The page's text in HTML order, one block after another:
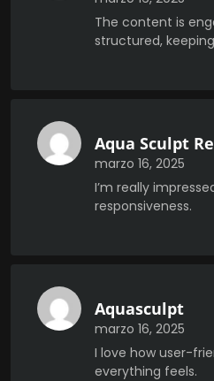
The content is
structured,
Aqua Sculpt
marzo 16, 2025
I’m really
responsiveness.
Aquasculpt
marzo 16, 2025
I love how user-
everything feels.